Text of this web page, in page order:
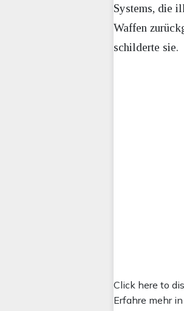
Systems, die
Waffen
schilderte sie.
Inhalt
von
Click here to
Erfahre mehr